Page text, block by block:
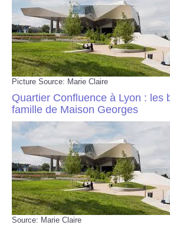
Picture Source: Marie Claire
Quartier Confluence à Lyon : les
famille de Maison Georges
Source: Marie Claire